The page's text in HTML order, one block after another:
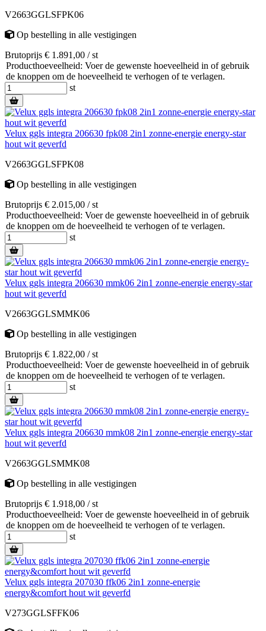
V2663GGLSFPK06
Op bestelling in alle vestigingen
Brutoprijs € 1.891,00 / st
Producthoeveelheid: Voer de gewenste hoeveelheid in of gebruik
de knoppen om de hoeveelheid te verhogen of te verlagen.
st
Velux ggls integra 206630 fpk08 2in1 zonne-energie energy-star
hout wit geverfd
V2663GGLSFPK08
Op bestelling in alle vestigingen
Brutoprijs € 2.015,00 / st
Producthoeveelheid: Voer de gewenste hoeveelheid in of gebruik
de knoppen om de hoeveelheid te verhogen of te verlagen.
st
Velux ggls integra 206630 mmk06 2in1 zonne-energie energy-star
hout wit geverfd
V2663GGLSMMK06
Op bestelling in alle vestigingen
Brutoprijs € 1.822,00 / st
Producthoeveelheid: Voer de gewenste hoeveelheid in of gebruik
de knoppen om de hoeveelheid te verhogen of te verlagen.
st
Velux ggls integra 206630 mmk08 2in1 zonne-energie energy-star
hout wit geverfd
V2663GGLSMMK08
Op bestelling in alle vestigingen
Brutoprijs € 1.918,00 / st
Producthoeveelheid: Voer de gewenste hoeveelheid in of gebruik
de knoppen om de hoeveelheid te verhogen of te verlagen.
st
Velux ggls integra 207030 ffk06 2in1 zonne-energie
energy&comfort hout wit geverfd
V273GGLSFFK06